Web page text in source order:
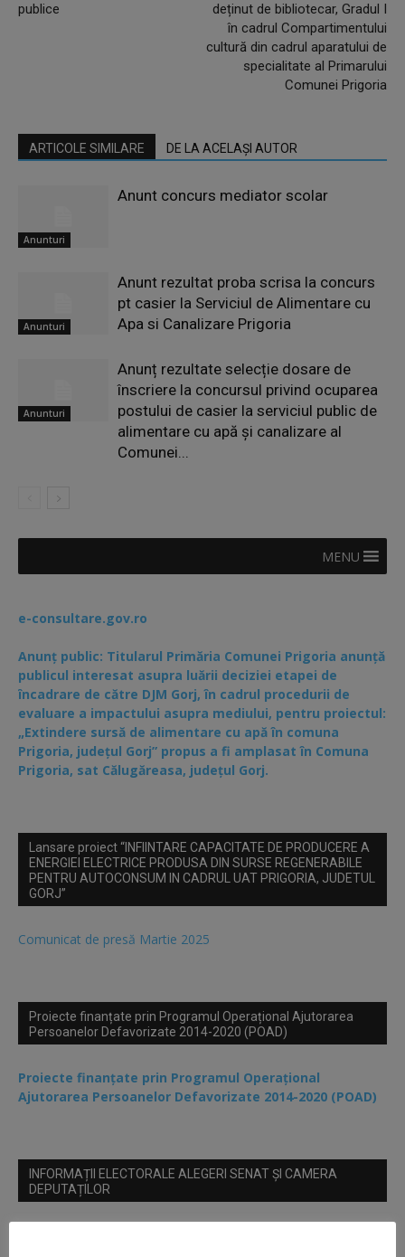
publice
deținut de bibliotecar, Gradul I
în cadrul Compartimentului
cultură din cadrul aparatului de
specialitate al Primarului
Comunei Prigoria
ARTICOLE SIMILARE DE LA ACELAȘI AUTOR
Anunturi
Anunt concurs mediator scolar
Anunturi
Anunt rezultat proba scrisa la concurs
pt casier la Serviciul de Alimentare cu
Apa si Canalizare Prigoria
Anunturi
Anunț rezultate selecție dosare de
înscriere la concursul privind ocuparea
postului de casier la serviciul public de
alimentare cu apă și canalizare al
Comunei...
MENU
e-consultare.gov.ro
Anunț public: Titularul Primăria Comunei Prigoria anunță
publicul interesat asupra luării deciziei etapei de
încadrare de către DJM Gorj, în cadrul procedurii de
evaluare a impactului asupra mediului, pentru proiectul:
„Extindere sursă de alimentare cu apă în comuna
Prigoria, județul Gorj” propus a fi amplasat în Comuna
Prigoria, sat Călugăreasa, județul Gorj.
Lansare proiect “INFIINTARE CAPACITATE DE PRODUCERE A
ENERGIEI ELECTRICE PRODUSA DIN SURSE REGENERABILE
PENTRU AUTOCONSUM IN CADRUL UAT PRIGORIA, JUDETUL
GORJ”
Comunicat de presă Martie 2025
Proiecte finanțate prin Programul Operațional Ajutorarea
Persoanelor Defavorizate 2014-2020 (POAD)
Proiecte finanțate prin Programul Operațional
Ajutorarea Persoanelor Defavorizate 2014-2020 (POAD)
INFORMAȚII ELECTORALE ALEGERI SENAT ȘI CAMERA
DEPUTAȚILOR